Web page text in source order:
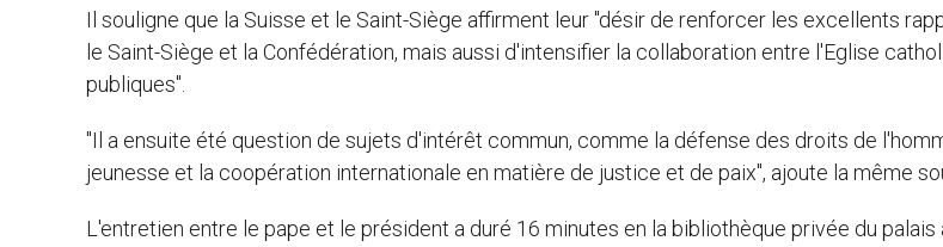
Il souligne que la Suisse et le Saint-Siège affirment leur "désir de renforcer les excellents
le Saint-Siège et la Confédération, mais aussi d'intensifier la collaboration entre l'Eglise
publiques".
"Il a ensuite été question de sujets d'intérêt commun, comme la défense des droits de
jeunesse et la coopération internationale en matière de justice et de paix", ajoute la même
L'entretien entre le pape et le président a duré 16 minutes en la bibliothèque privée du palais